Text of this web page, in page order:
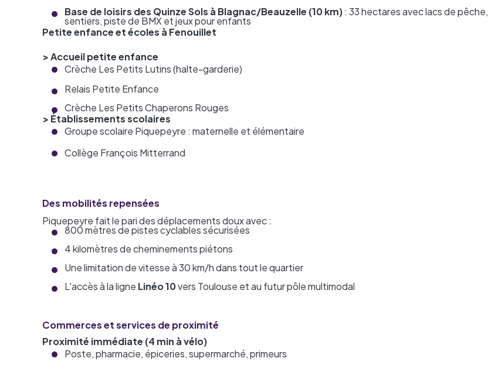
Base de loisirs des Quinze Sols à Blagnac/Beauzelle (10 km): 33 hectares avec lacs de pêche,
sentiers, piste de BMX et jeux pour enfants
Petite enfance et écoles à Fenouillet
> Accueil petite enfance
Crèche Les Petits Lutins (halte-garderie)
Relais Petite Enfance
Crèche Les Petits Chaperons Rouges
> Établissements scolaires
Groupe scolaire Piquepeyre : maternelle et élémentaire
Collège François Mitterrand
Des mobilités repensées
Piquepeyre fait le pari des déplacements doux avec :
800 mètres de pistes cyclables sécurisées
4 kilomètres de cheminements piétons
Une limitation de vitesse à 30 km/h dans tout le quartier
L'accès à la ligne Linéo 10vers Toulouse et au futur pôle multimodal
Commerces et services de proximité
Proximité immédiate (4 min à vélo)
Poste, pharmacie, épiceries, supermarché, primeurs